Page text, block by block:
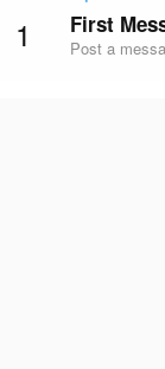
1 First
Post a